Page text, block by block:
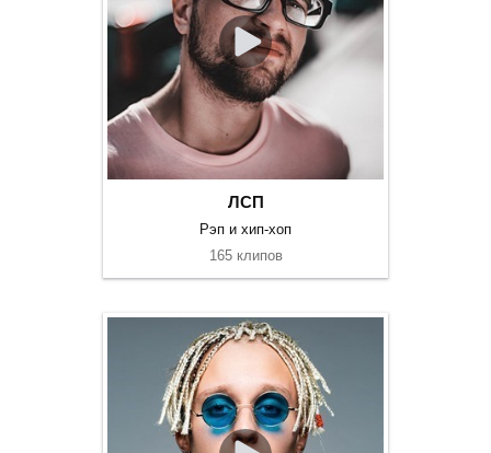
ЛСП
Рэп и хип-хоп
165 клипов